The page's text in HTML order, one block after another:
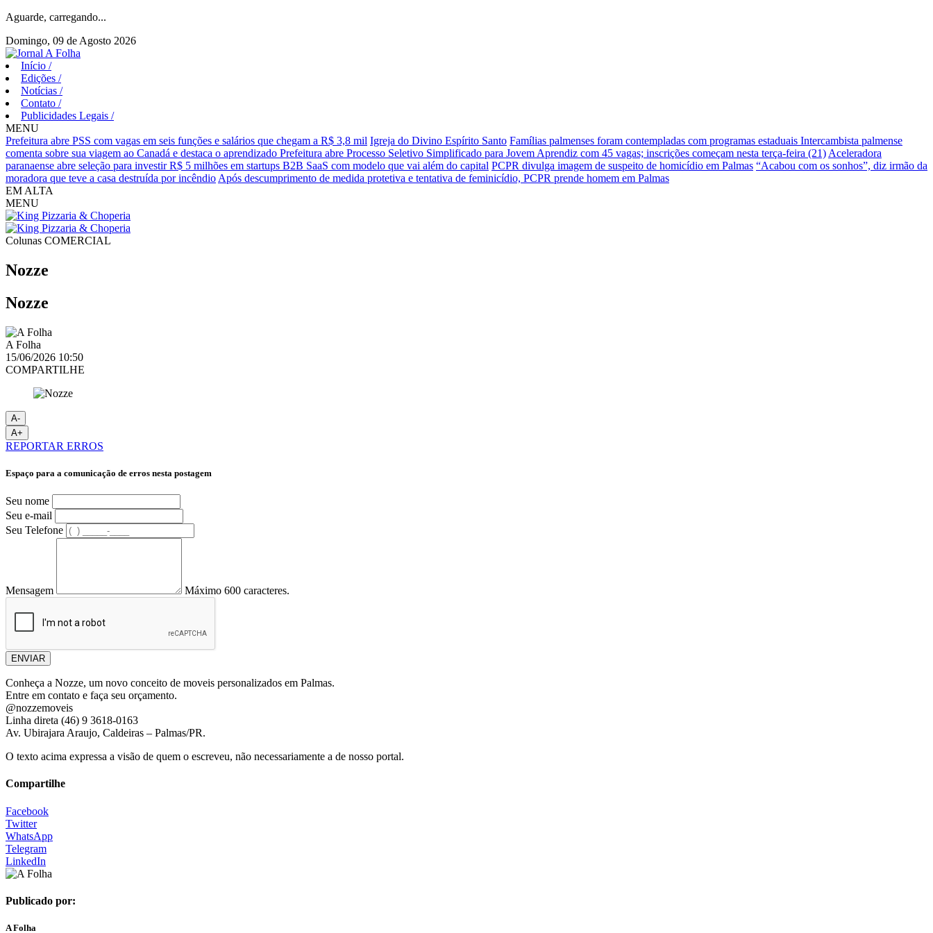
Aguarde, carregando...
Domingo, 09 de Agosto 2026
Início /
Edições /
Notícias /
Contato /
Publicidades Legais /
MENU
Prefeitura abre PSS com vagas em seis funções e salários que chegam a R$ 3,8 mil Igreja do Divino Espírito Santo Famílias palmenses foram contempladas com programas estaduais Intercambista palmense
comenta sobre sua viagem ao Canadá e destaca o aprendizado Prefeitura abre Processo Seletivo Simplificado para Jovem Aprendiz com 45 vagas; inscrições começam nesta terça-feira (21) Aceleradora
paranaense abre seleção para investir R$ 5 milhões em startups B2B SaaS com modelo que vai além do capital PCPR divulga imagem de suspeito de homicídio em Palmas “Acabou com os sonhos”, diz irmão da
moradora que teve a casa destruída por incêndio Após descumprimento de medida protetiva e tentativa de feminicídio, PCPR prende homem em Palmas
EM ALTA
MENU
Colunas COMERCIAL
Nozze
Nozze
A Folha
15/06/2026 10:50
COMPARTILHE
A-
A+
REPORTAR ERROS
Espaço para a comunicação de erros nesta postagem
Seu nome
Seu e-mail
Seu Telefone
Mensagem Máximo 600 caracteres.
ENVIAR
Conheça a Nozze, um novo conceito de moveis personalizados em Palmas.
Entre em contato e faça seu orçamento.
@nozzemoveis
Linha direta (46) 9 3618-0163
Av. Ubirajara Araujo, Caldeiras – Palmas/PR.
O texto acima expressa a visão de quem o escreveu, não necessariamente a de nosso portal.
Compartilhe
Facebook
Twitter
WhatsApp
Telegram
LinkedIn
Publicado por:
A Folha